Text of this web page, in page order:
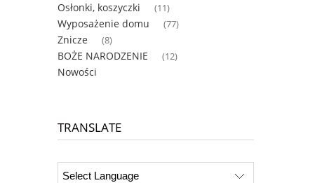
Osłonki, koszyczki (11)
Wyposażenie domu (77)
Znicze (8)
BOŻE NARODZENIE (12)
Nowości
TRANSLATE